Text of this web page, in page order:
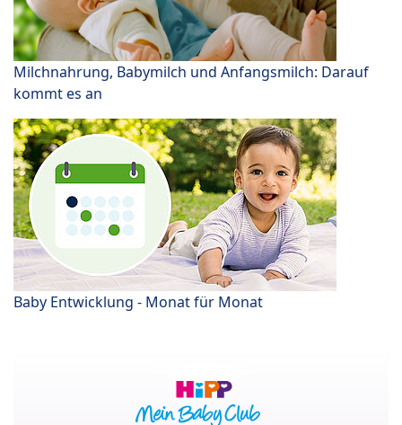
Milchnahrung, Babymilch und Anfangsmilch: Darauf
kommt es an
Baby Entwicklung - Monat für Monat